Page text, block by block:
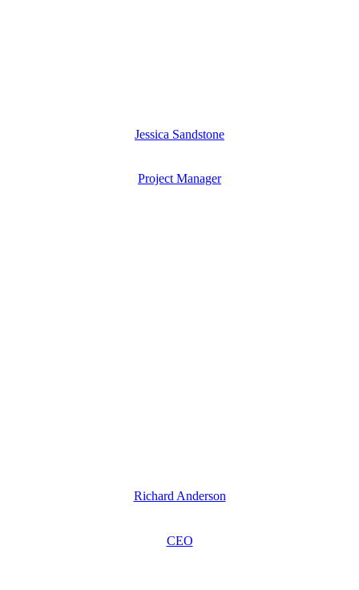
Jessica Sandstone
Project Manager
Richard Anderson
CEO